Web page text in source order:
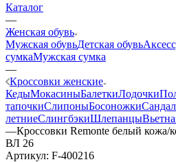
Каталог
—
Женская обувь
Мужская обувьДетская обувь
сумкаМужская сумка
—
Кроссовки женские
КедыМокасиныБалеткиЛодочки
тапочкиСлипоныБосоножки
летниеСлингбэкиШлепанцы
—Кроссовки Remonte белый кожа/
ВЛ 26
Артикул: F-400216